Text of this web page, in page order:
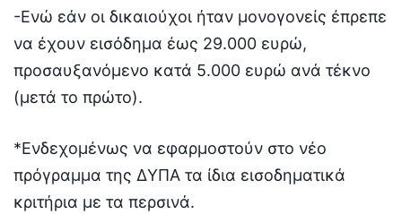
-Ενώ εάν οι δικαιούχοι ήταν μονογονείς έπρεπε
να έχουν εισόδημα έως 29.000 ευρώ,
προσαυξανόμενο κατά 5.000 ευρώ ανά τέκνο
(μετά το πρώτο).
*Ενδεχομένως να εφαρμοστούν στο νέο
πρόγραμμα της ΔΥΠΑ τα ίδια εισοδηματικά
κριτήρια με τα περσινά.